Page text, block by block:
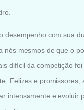
desempenho com sua
nós mesmos de que o
difícil da competição
Felizes e promissores,
intensamente e evoluir